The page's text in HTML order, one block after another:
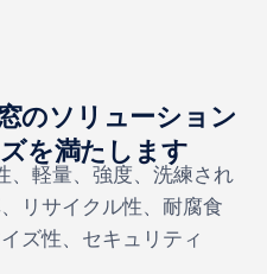
のソリューション
を満たします
、軽量、強度、洗練され
リサイクル性、耐腐食
ズ性、セキュリティ